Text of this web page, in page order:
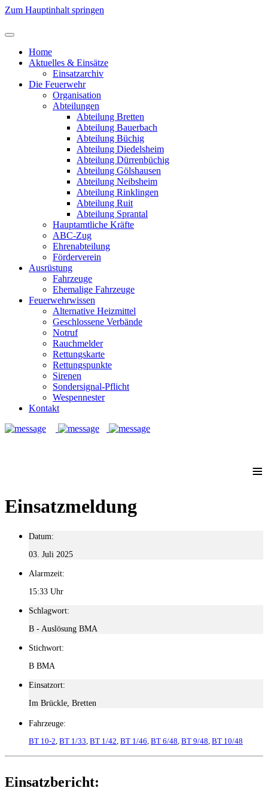
Zum Hauptinhalt springen
Home
Aktuelles & Einsätze
Einsatzarchiv
Die Feuerwehr
Organisation
Abteilungen
Abteilung Bretten
Abteilung Bauerbach
Abteilung Büchig
Abteilung Diedelsheim
Abteilung Dürrenbüchig
Abteilung Gölshausen
Abteilung Neibsheim
Abteilung Rinklingen
Abteilung Ruit
Abteilung Sprantal
Hauptamtliche Kräfte
ABC-Zug
Ehrenabteilung
Förderverein
Ausrüstung
Fahrzeuge
Ehemalige Fahrzeuge
Feuerwehrwissen
Alternative Heizmittel
Geschlossene Verbände
Notruf
Rauchmelder
Rettungskarte
Rettungspunkte
Sirenen
Sondersignal-Pflicht
Wespennester
Kontakt
≡
Einsatzmeldung
Datum:
03. Juli 2025
Alarmzeit:
15:33 Uhr
Schlagwort:
B - Auslösung BMA
Stichwort:
B BMA
Einsatzort:
Im Brückle, Bretten
Fahrzeuge:
BT 10-2 BT 1/33 BT 1/42 BT 1/46 BT 6/48 BT 9/48 BT 10/48
Einsatzbericht: